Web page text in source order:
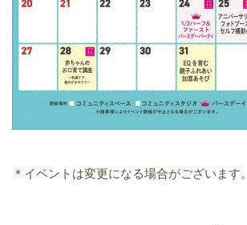
＊イベントは変更になる場合がございます。